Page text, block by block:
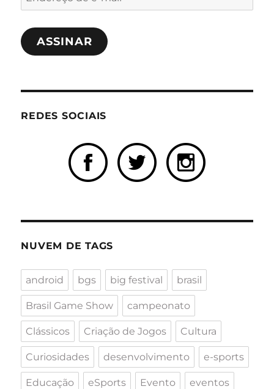
de
e-
mailASSINAR
REDES SOCIAIS
NUVEM DE TAGS
android bgs big festival brasil
Brasil Game Show campeonato
Clássicos Criação de Jogos Cultura
Curiosidades desenvolvimento e-sports
Educação eSports Evento eventos